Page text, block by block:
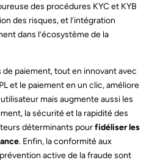
des procédures KYC et KYB
des risques, et l’intégration
dans l’écosystème de la
paiement, tout en innovant avec
et le paiement en un clic, améliore
mais augmente aussi les
la sécurité et la rapidité des
déterminants pourfidéliser les
. Enfin, la conformité aux
active de la fraude sont